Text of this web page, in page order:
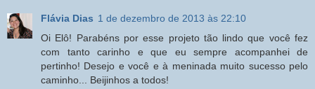
Flávia Dias 1 de dezembro de 2013 às 22:10
Oi Elô! Parabéns por esse projeto tão lindo que você fez
com tanto carinho e que eu sempre acompanhei de
pertinho! Desejo e você e à meninada muito sucesso pelo
caminho... Beijinhos a todos!